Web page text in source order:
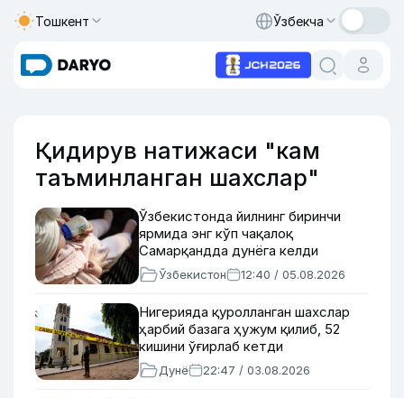
Тошкент Ўзбекча
Қидирув натижаси "кам
таъминланган шахслар"
Ўзбекистонда йилнинг биринчи
ярмида энг кўп чақалоқ
Самарқандда дунёга келди
Ўзбекистон 12:40 / 05.08.2026
Нигерияда қуролланган шахслар
ҳарбий базага ҳужум қилиб, 52
кишини ўғирлаб кетди
Дунё 22:47 / 03.08.2026